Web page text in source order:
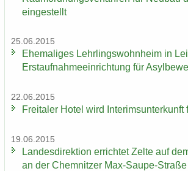
ein­ge­stellt
25.06.2015
Ehe­ma­li­ges Lehr­lings­wohn­heim in
Erst­auf­nah­me­ein­rich­tung für
22.06.2015
Frei­ta­ler Hotel wird In­te­rims­un­ter­kunft
19.06.2015
Lan­des­di­rek­ti­on er­rich­tet Zelte auf
an der Chem­nit­zer Max-​Saupe-Straße